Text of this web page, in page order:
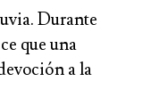
Durante
que una
a la